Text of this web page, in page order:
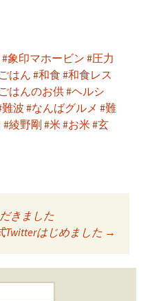
#象印マホービン #圧力
はん #和食 #和食レス
はんのお供#ヘルシ
難波#なんばグルメ #難
#綾野剛 #米#お米#玄
ーショ
きました
Twitterはじめました →